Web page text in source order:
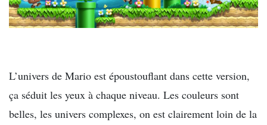
L’univers de Mario est époustouflant dans cette version,
ça séduit les yeux à chaque niveau. Les couleurs sont
belles, les univers complexes, on est clairement loin de la